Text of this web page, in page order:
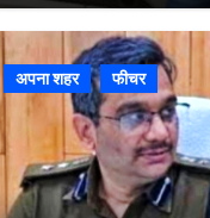
अपना शहर फीचर